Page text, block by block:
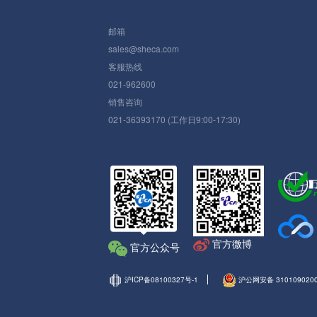
邮箱
sales@sheca.com
客服热线
021-962600
销售咨询
021-36393170 (工作日9:00-17:30)
官方公众号 官方微博
沪ICP备08100327号-1 沪公网安备